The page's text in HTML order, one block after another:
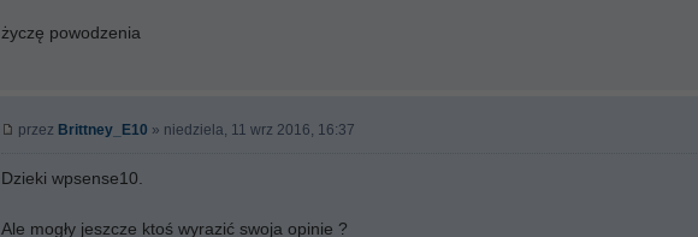
życzę powodzenia
przez Brittney_E10 » niedziela, 11 wrz 2016, 16:37
Dzieki wpsense10.
Ale mogły jeszcze ktoś wyrazić swoja opinie ?